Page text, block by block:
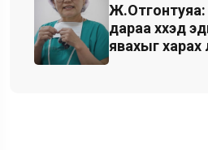
Ж.Отгонтуяа:
дараа хүүхэд
явахыг харах